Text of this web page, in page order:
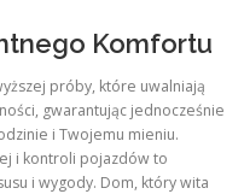
Komfortu
próby, które uwalniają
gwarantując jednocześnie
i Twojemu mieniu.
i kontroli pojazdów to
i wygody. Dom, który wita